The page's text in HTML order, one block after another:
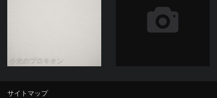
小犬のプロキオン
サイトマップ